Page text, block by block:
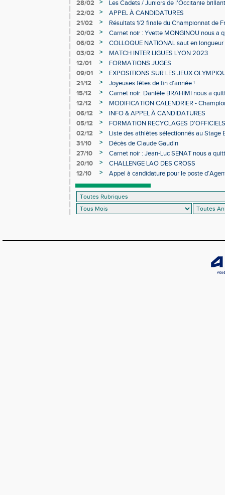
28/02 >
Les Cadets / Juniors de l'Occitanie
22/02
>
APPEL À CANDIDATURES
21/02
>
Résultats 1/2 finale du Championnat de
20/02
>
Carnet noir : Yvette MONGINOU nous a
06/02
>
COLLOQUE NATIONAL saut en
03/02
>
MATCH INTER LIGUES LYON 2023
12/01
>
FORMATIONS JUGES
09/01
>
EXPOSITIONS SUR LES JEUX
21/12
>
Joyeuses fêtes de fin d'année !
15/12
>
Carnet noir: Danièle BRAHIMI nous a
12/12
>
MODIFICATION CALENDRIER -
06/12
>
INFO & APPEL À CANDIDATURES
05/12
>
FORMATION RECYCLAGES D'OFFICIELS
02/12
>
Liste des athlètes sélectionnés au Stage
31/10
>
Décès de Claude Gaudin
27/10
>
Carnet noir : Jean-Luc SENAT nous a
20/10
>
CHALLENGE LAO DES CROSS
12/10
>
Appel à candidature pour le poste